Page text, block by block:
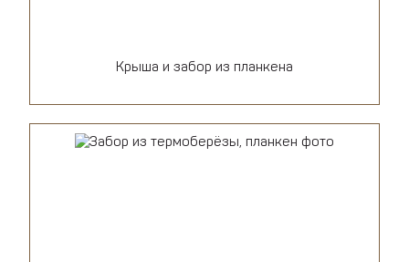
Крыша и забор из планкена